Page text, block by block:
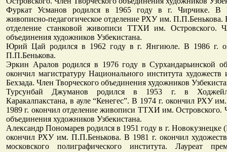
Фуркат Усманов родился в 1965 году в г. Чирчике. В
живописно-педагогическое отделение РХУ им. П.П.Бенькова.
отделение станковой живописи ТТХИ им. Островского.
объединения художников Узбекистана.
Юрий Цай родился в 1962 году в г. Янгиюле. В 1986 г.
П.П.Бенькова.
Эркин Аралов родился в 1976 году в Сурхандарьинской
окончил магистратуру Национального института
Бехзада. Член Творческого объединения художников
Турсунбай Джуманов родился в 1953 г. в
Каракалпакстана, в ауле “Кенегес”. В 1974 г. окончил РХУ
1989 г. окончил отделение живописи ТТХИ им. Островского.
объединения художников Узбекистана.
Александр Пономарев родился в 1951 году в г. Новокузнецке
окончил РХУ им. П.П.Бенькова. В 1981 г. окончил
московского полиграфического института. Лауреат